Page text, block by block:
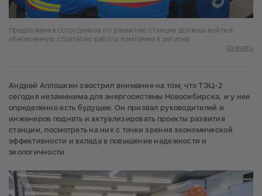
Предложения сотрудников по развитию станции должны войти в
обновленную стратегию работы компании в регионе
Скачать
Андрей Аплошкин заострил внимание на том, что ТЭЦ-2
сегодня незаменима для энергосистемы Новосибирска, и у нее
определенно есть будущее. Он призвал руководителей и
инженеров поднять и актуализировать проекты развития
станции, посмотреть на них с точки зрения экономической
эффективности и вклада в повышение надежности и
экологичности.